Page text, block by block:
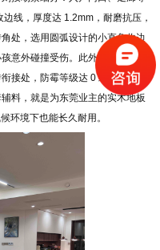
线，厚度达 1.2mm，耐磨抗压，
处，选用圆弧设计的小直角收边
意外碰撞受伤。此外，立美瓷砖
接处，防霉等级达 0 级，完美契
料，就是为东莞业主的实木地板
环境下也能长久耐用。